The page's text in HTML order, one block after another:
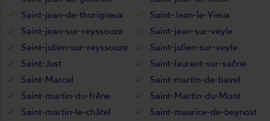
Saint-jean-de-thurigneux
Saint-Jean-le-Vieux
Saint-jean-sur-reyssouze
Saint-jean-sur-veyle
Saint-julien-sur-reyssouze
Saint-julien-sur-veyle
Saint-Just
Saint-laurent-sur-saône
Saint-Marcel
Saint-martin-de-bavel
Saint-martin-du-frêne
Saint-Martin-du-Mont
Saint-martin-le-châtel
Saint-maurice-de-beynost